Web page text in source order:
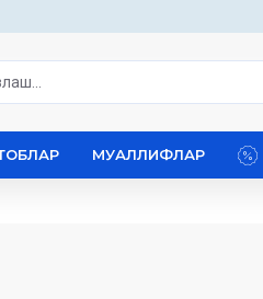
МУАЛЛИФЛАР